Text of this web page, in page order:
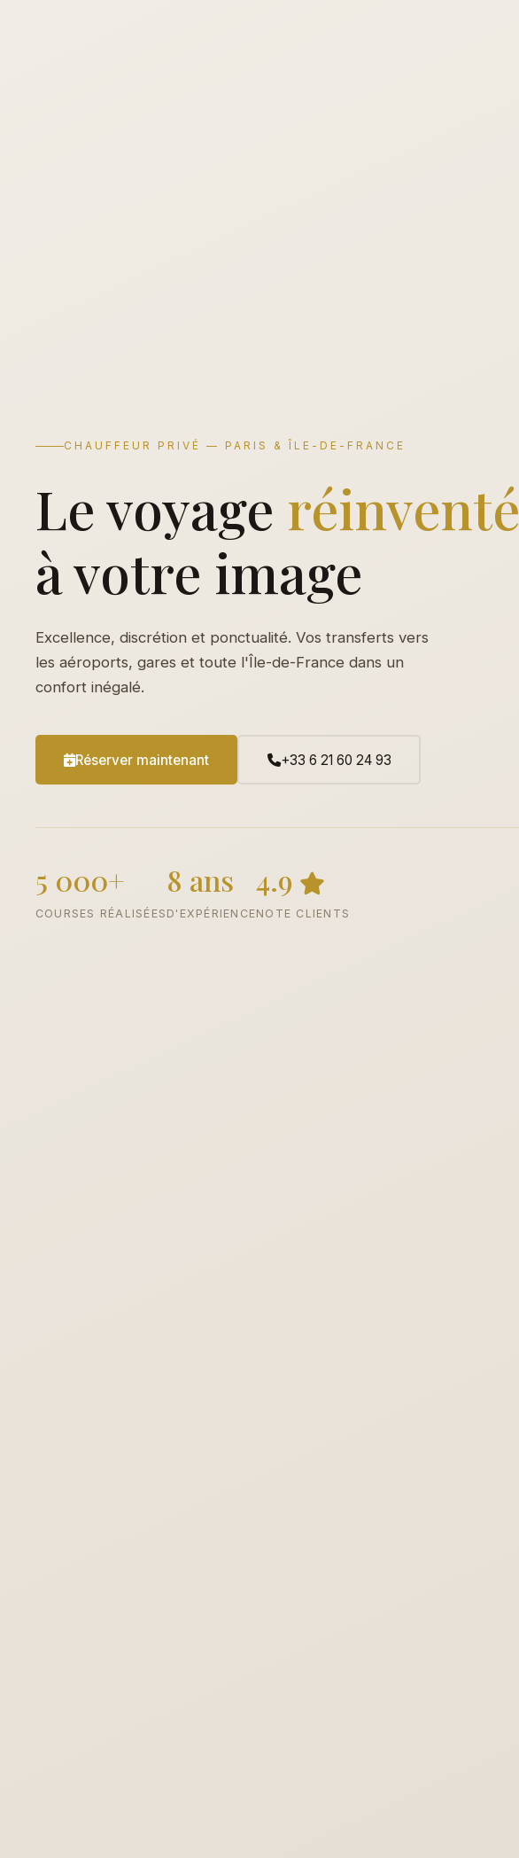
CHAUFFEUR PRIVÉ — PARIS & ÎLE-DE-FRANCE
Le voyage réinventé
à votre image
Excellence, discrétion et ponctualité. Vos transferts vers
les aéroports, gares et toute l'Île-de-France dans un
confort inégalé.
Réserver maintenant +33 6 21 60 24 93
5 000+
COURSES RÉALISÉES
8 ans
D'EXPÉRIENCE
4.9
NOTE CLIENTS